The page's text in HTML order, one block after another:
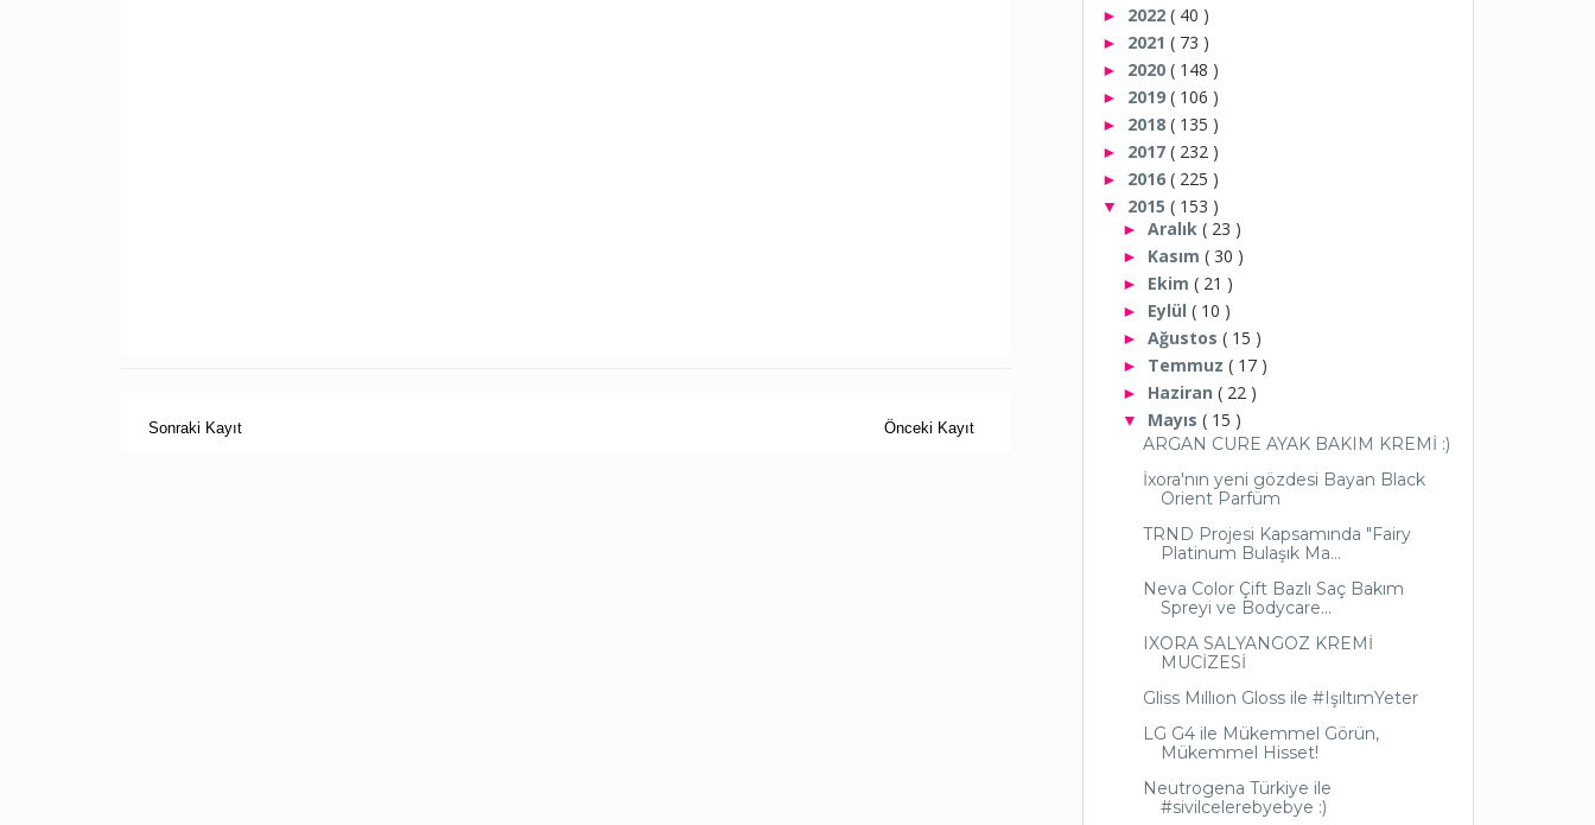
Sonraki Kayıt Önceki Kayıt
► 2022 ( 40 )
► 2021 ( 73 )
► 2020 ( 148 )
► 2019 ( 106 )
► 2018 ( 135 )
► 2017 ( 232 )
► 2016 ( 225 )
▼ 2015 ( 153 )
► Aralık ( 23 )
► Kasım ( 30 )
► Ekim ( 21 )
► Eylül ( 10 )
► Ağustos ( 15 )
► Temmuz ( 17 )
► Haziran ( 22 )
▼ Mayıs ( 15 )
ARGAN CURE AYAK BAKIM KREMİ :)
İxora'nın yeni gözdesi Bayan Black
Orient Parfüm
TRND Projesi Kapsamında "Fairy
Platinum Bulaşık Ma...
Neva Color Çift Bazlı Saç Bakım
Spreyi ve Bodycare...
IXORA SALYANGOZ KREMİ
MUCİZESİ
Gliss Mıllıon Gloss ile #IşıltımYeter
LG G4 ile Mükemmel Görün,
Mükemmel Hisset!
Neutrogena Türkiye ile
#sivilcelerebyebye :)